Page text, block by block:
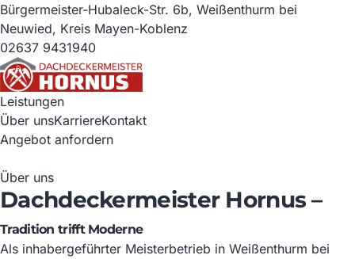
Bürgermeister-Hubaleck-Str. 6b, Weißenthurm bei
Neuwied, Kreis Mayen-Koblenz
02637 9431940
Leistungen
Über unsKarriereKontakt
Angebot anfordern
Über uns
Dachdeckermeister Hornus –
Tradition trifft Moderne
Als inhabergeführter Meisterbetrieb in Weißenthurm bei